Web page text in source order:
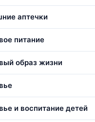
аптечки
питание
образ жизни
и воспитание детей